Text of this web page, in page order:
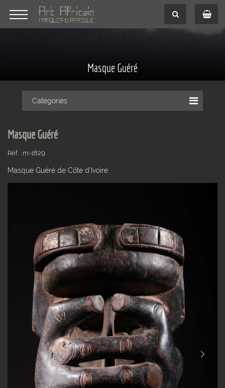
Masque Guéré
Catégories
Masque Guéré
Réf. : m-1829
Masque Guéré de Côte d'Ivoire.